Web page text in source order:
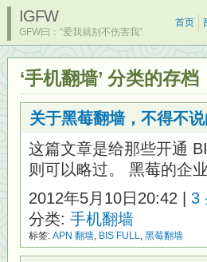
IGFW
GFW曰：“爱我就别不伤害我”
首页
‘手机翻墙’ 分类的存档
关于黑莓翻墙，不得不
这篇文章是给那些开通
则可以略过。 黑莓的企
2012年5月10日20:42 | 3
分类: 手机翻墙
标签: APN 翻墙, BIS FULL, 黑莓翻墙